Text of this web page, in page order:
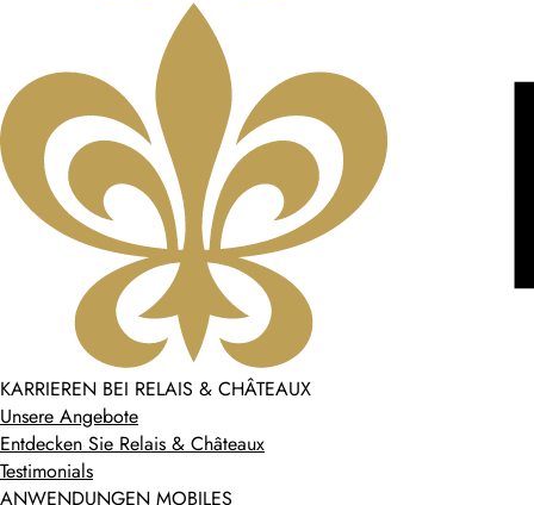
KARRIEREN BEI RELAIS & CHÂTEAUX
Unsere Angebote
Entdecken Sie Relais & Châteaux
Testimonials
ANWENDUNGEN MOBILES